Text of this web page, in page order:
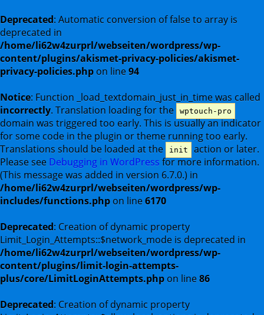
Deprecated: Automatic conversion of false to array is
deprecated in
/home/li62w4zurprl/webseiten/wordpress/wp-
content/plugins/akismet-privacy-policies/akismet-
privacy-policies.php on line94
Notice: Function _load_textdomain_just_in_time was called
incorrectly. Translation loading for the wptouch-pro
domain was triggered too early. This is usually an indicator
for some code in the plugin or theme running too early.
Translations should be loaded at the
init
action or later.
Please see Debugging in WordPress for more information.
(This message was added in version 6.7.0.) in
/home/li62w4zurprl/webseiten/wordpress/wp-
includes/functions.php on line6170
Deprecated: Creation of dynamic property
Limit_Login_Attempts::$network_mode is deprecated in
/home/li62w4zurprl/webseiten/wordpress/wp-
content/plugins/limit-login-attempts-
plus/core/LimitLoginAttempts.php on line86
Deprecated: Creation of dynamic property